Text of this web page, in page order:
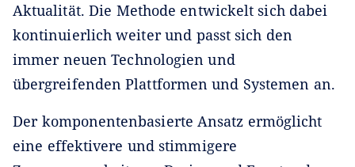
Aktualität. Die Methode entwickelt sich dabei
kontinuierlich weiter und passt sich den
immer neuen Technologien und
übergreifenden Plattformen und Systemen an.
Der komponentenbasierte Ansatz ermöglicht
eine effektivere und stimmigere